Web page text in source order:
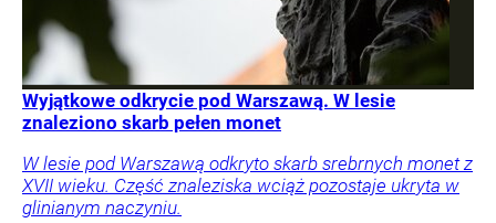
Wyjątkowe odkrycie pod Warszawą. W lesie
znaleziono skarb pełen monet
W lesie pod Warszawą odkryto skarb srebrnych monet z
XVII wieku. Część znaleziska wciąż pozostaje ukryta w
glinianym naczyniu.